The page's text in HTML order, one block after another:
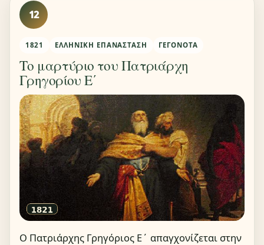
12
1821 ΕΛΛΗΝΙΚΉ ΕΠΑΝΆΣΤΑΣΗ ΓΕΓΟΝΌΤΑ
Το μαρτύριο του Πατριάρχη
Γρηγορίου Ε΄
Ο Πατριάρχης Γρηγόριος Ε΄ απαγχονίζεται στην